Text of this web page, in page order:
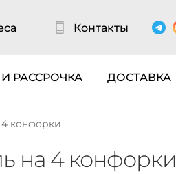
Контакты
РАССРОЧКА ДОСТАВКА
конфорки
на 4 конфорки